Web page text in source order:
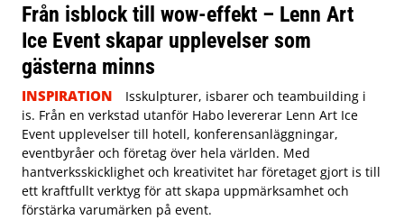
Från isblock till wow-effekt – Lenn Art
Ice Event skapar upplevelser som
gästerna minns
INSPIRATION
Isskulpturer, isbarer och teambuilding i
is. Från en verkstad utanför Habo levererar Lenn Art Ice
Event upplevelser till hotell, konferensanläggningar,
eventbyråer och företag över hela världen. Med
hantverksskicklighet och kreativitet har företaget gjort is till
ett kraftfullt verktyg för att skapa uppmärksamhet och
förstärka varumärken på event.